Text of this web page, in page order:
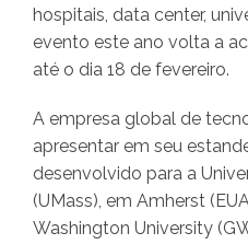
hospitais, data center,
evento este ano volta a
até o dia 18 de fevereiro.
A empresa global de
apresentar em seu
desenvolvido para a
(UMass), em Amherst
Washington University